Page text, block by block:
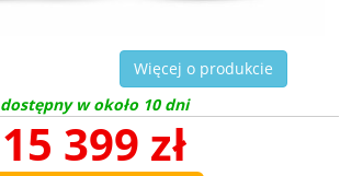
Więcej o produkcie
dostępny w około 10 dni
15 399 zł